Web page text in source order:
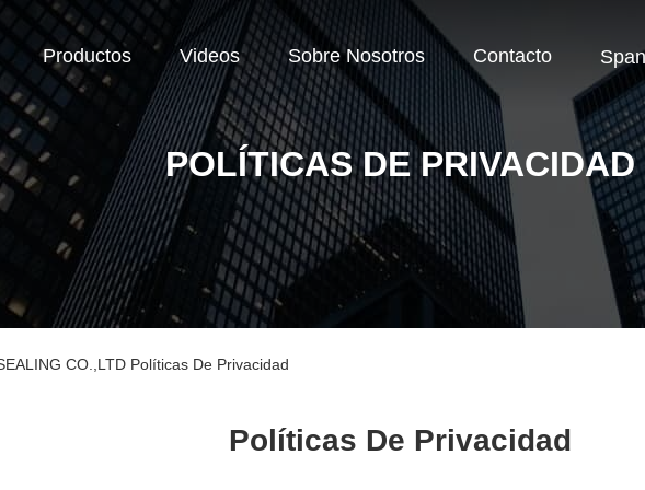
Productos Videos Sobre Nosotros Contacto
POLÍTICAS DE PRIVACIDAD
CO.,LTD Políticas De Privacidad
Políticas De Privacidad